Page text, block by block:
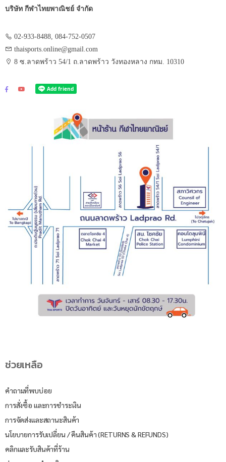
บริษัท กีฬาไทยพาณิชย์ จำกัด
02-933-8488, 084-752-0507
thaisports.online@gmail.com
8 ซ.ลาดพร้าว 54/1 ถ.ลาดพร้าว วังทองหลาง กทม. 10310
ช่วยเหลือ
คำถามที่พบบ่อย
การสั่งซื้อ และการชำระเงิน
การจัดส่งและสถานะสินค้า
นโยบายการรับเปลี่ยน / คืนสินค้า (RETURNS & REFUNDS)
คลิกและรับสินค้าที่ร้าน